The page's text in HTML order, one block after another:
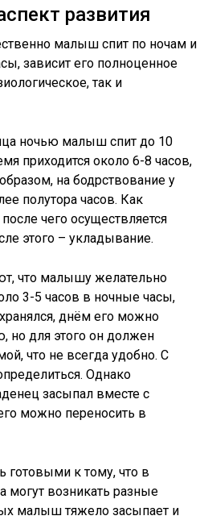
развития
малыш спит по ночам и
зависит его полноценное
так и
ночью малыш спит до 10
приходится около 6-8 часов,
на бодрствование у
полутора часов. Как
чего осуществляется
этого – укладывание.
что малышу желательно
3-5 часов в ночные часы,
днём его можно
но для этого он должен
что не всегда удобно. С
Однако
засыпал вместе с
можно переносить в
готовыми к тому, что в
могут возникать разные
малыш тяжело засыпает и